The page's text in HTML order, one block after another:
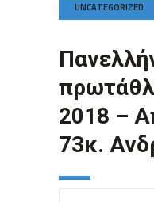
UNCATEGORIZED
2018 –
73κ.